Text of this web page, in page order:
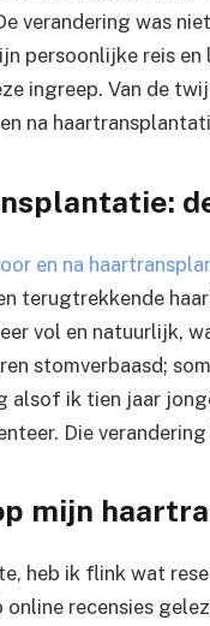
verandering was
persoonlijke reis
ingreep. Van de
na
en na
terugtrekkende
vol en natuurlijk,
stomverbaasd;
ik tien jaar
Die
mijn
heb ik flink wat
online recensies